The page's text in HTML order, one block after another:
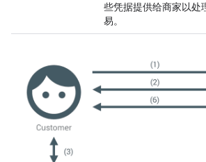
些凭据提供给商家以处
易。